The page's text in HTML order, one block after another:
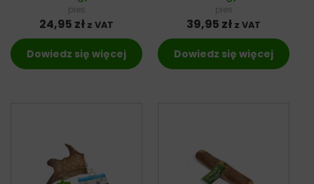
pies
24,95 zł z VAT
Dowiedz się więcej
pies
39,95 zł z VAT
Dowiedz się więcej